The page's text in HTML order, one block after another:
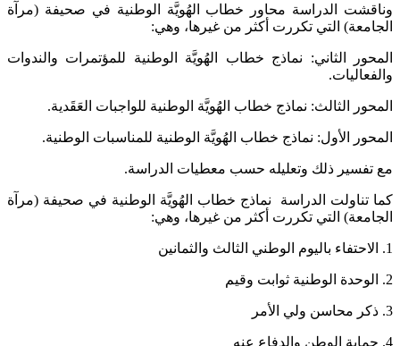
وناقشت الدراسة محاور خطاب الهُويَّة الوطنية في صحيفة (مرآة
الجامعة) التي تكررت أكثر من غيرها، وهي:
المحور الثاني: نماذج خطاب الهُويَّة الوطنية للمؤتمرات والندوات
والفعاليات.
المحور الثالث: نماذج خطاب الهُويَّة الوطنية للواجبات العَقَدية.
المحور الأول: نماذج خطاب الهُويَّة الوطنية للمناسبات الوطنية.
مع تفسير ذلك وتعليله حسب معطيات الدراسة.
كما تناولت الدراسة نماذج خطاب الهُويَّة الوطنية في صحيفة (مرآة
الجامعة) التي تكررت أكثر من غيرها، وهي:
1. الاحتفاء باليوم الوطني الثالث والثمانين
2. الوحدة الوطنية ثوابت وقيم
3. ذكر محاسن ولي الأمر
4. حماية الوطن والدفاع عنه